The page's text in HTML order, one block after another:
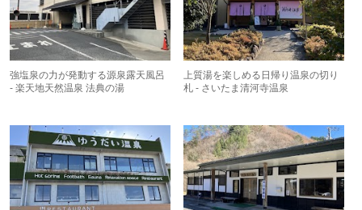
強塩泉の力が発動する源泉露天風呂
- 楽天地天然温泉 法典の湯
上質湯を楽しめる日帰り温泉の切り
札 - さいたま清河寺温泉